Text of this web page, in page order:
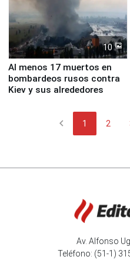
10
Al menos 17 muertos en
bombardeos rusos contra
Kiev y sus alrededores
chevron_left 1 2
Av. Alfonso
Teléfono: (51-1)